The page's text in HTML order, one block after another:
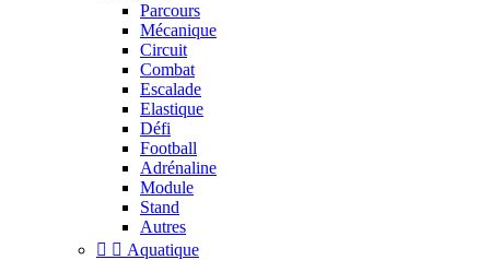
Parcours
Mécanique
Circuit
Combat
Escalade
Elastique
Défi
Football
Adrénaline
Module
Stand
Autres
  Aquatique